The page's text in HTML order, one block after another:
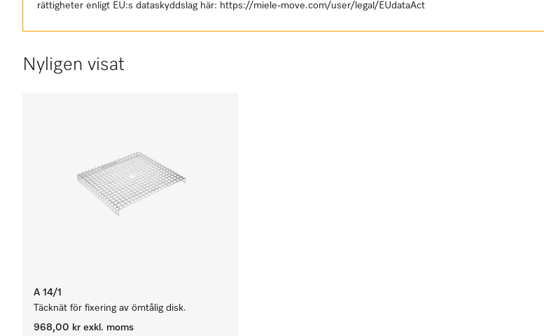
rättigheter enligt EU:s dataskyddslag här: https://miele-move.com/user/legal/EUdataAct
Nyligen visat
A 14/1
Täcknät för fixering av ömtålig disk.
968,00 kr exkl. moms